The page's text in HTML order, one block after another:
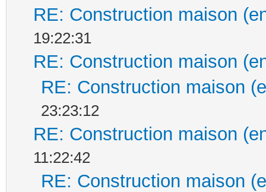
RE: Construction maison
19:22:31
RE: Construction maison
RE: Construction maison
23:23:12
RE: Construction maison
11:22:42
RE: Construction maison